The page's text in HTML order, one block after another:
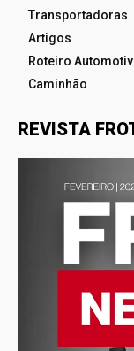
Transportadoras
Artigos
Roteiro
Caminhão
REVISTA